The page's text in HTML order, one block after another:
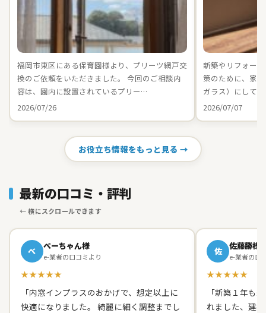
福岡市東区にある保育園様より、プリーツ網戸交
換のご依頼をいただきました。 今回のご相談内
容は、園内に設置されているプリー…
2026/07/26
新築やリフォー
策のために、家
ガラス）にして
2026/07/07
お役立ち情報をもっと見る →
最新の口コミ・評判
べ べーちゃん様
e-業者の口コミより
★★★★★
「内窓インプラスのおかげで、想定以上に
快適になりました。 綺麗に細く調整までし
佐 佐藤勝様
e-業者の口
★★★★★
「新築１年も
れました、建